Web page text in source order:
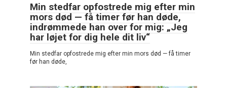
Min stedfar opfostrede mig efter min
mors død — få timer før han døde,
indrømmede han over for mig: „Jeg
har løjet for dig hele dit liv“
Min stedfar opfostrede mig efter min mors død — få timer
før han døde,